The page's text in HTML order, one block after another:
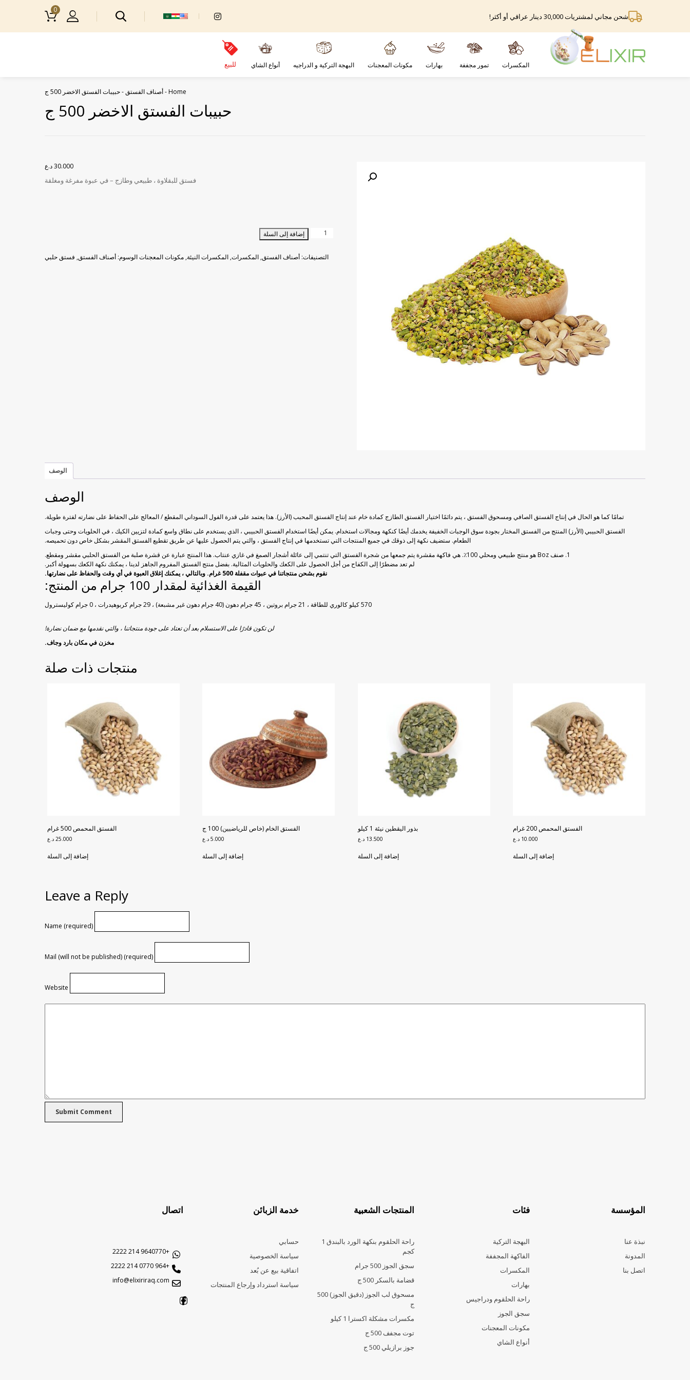
شحن مجاني لمشتريات 30,000 دينار عراقي أو أكثر!
0
المكسرات تمور مجففة بهارات مكونات المعجنات البهجة التركية و الدراجيه أنواع الشاي للبيع
Home
-أصناف الفستق-حبيبات الفستق الاخضر 500 ج
حبيبات الفستق الاخضر 500 ج
30.000د.ع
فستق للبقلاوة ، طبيعي وطازج – في عبوة مفرغة ومغلقة
كمية
الاخضر
إضافة إلى السلة
التصنيفات: أصناف الفستق, المكسرات, المكسرات النيئة, مكونات المعجناتالوسوم: أصناف الفستق, فستق حلبي
الوصف
الوصف
تمامًا كما هو الحال في إنتاج الفستق الصافي ومسحوق الفستق ، يتم دائمًا اختيار الفستق الطازج كمادة خام عند إنتاج الفستق المحبب (الأرز). هذا يعتمد على قدرة الفول السوداني المقطع / المعالج على الحفاظ على نضارته لفترة طويلة.
الفستق الحبيبي (الأرز) المنتج من الفستق المختار بجودة سوق الوجبات الخفيفة يخدمك أيضًا كنكهة ومجالات استخدام. يمكن أيضًا استخدام الفستق الحبيبي ، الذي يستخدم على نطاق واسع كمادة لتزيين الكيك ، في الحلويات وحتى وجبات
الطعام. ستضيف نكهة إلى ذوقك في جميع المنتجات التي تستخدمها في إنتاج الفستق ، والتي يتم الحصول عليها عن طريق تقطيع الفستق المقشر بشكل خاص دون تحميصه.
1. صنف Boz هو منتج طبيعي ومحلي 100٪. هي فاكهة مقشرة يتم جمعها من شجرة الفستق التي تنتمي إلى عائلة أشجار الصمغ في غازي عنتاب. هذا المنتج عبارة عن قشرة صلبة من الفستق الحلبي مقشر ومقطع.
لم تعد مضطرًا إلى الكفاح من أجل الحصول على الكعك والحلويات المثالية. بفضل منتج الفستق المفروم الجاهز لدينا ، يمكنك نكهة الكعك بسهولة أكبر.
نقوم بشحن منتجاتنا في عبوات مقفلة 500 غرام. وبالتالي ، يمكنك إغلاق العبوة في أي وقت والحفاظ على نضارتها.
القيمة الغذائية لمقدار 100 جرام من المنتج:
570 كيلو كالوري للطاقة ، 21 جرام بروتين ، 45 جرام دهون (40 جرام دهون غير مشبعة) ، 29 جرام كربوهيدرات ، 0 جرام كوليسترول
لن تكون قادرًا على الاستسلام بعد أن تعتاد على جودة منتجاتنا ، والتي نقدمها مع ضمان نضارة!
مخزن في مكان بارد وجاف.
منتجات ذات صلة
الفستق المحمص 200 غرام
10.000 د.ع
إضافة إلى السلة
بذور اليقطين نيئة 1 كيلو
13.500 د.ع
إضافة إلى السلة
الفستق الخام (خاص للرياضيين) 100 ج
5.000 د.ع
إضافة إلى السلة
الفستق المحمص 500 غرام
25.000 د.ع
إضافة إلى السلة
Leave a Reply
Name (required)
Mail (will not be published) (required)
Website
المؤسسة
نبذة عنا
المدونة
اتصل بنا
فئات
البهجة التركية
الفاكهة المجففة
المكسرات
بهارات
راحة الحلقوم ودراجيس
سجق الجوز
مكونات المعجنات
أنواع الشاي
المنتجات الشعبية
راحة الحلقوم بنكهة الورد بالبندق 1
كجم
سجق الجوز 500 جرام
قضامة بالسكر 500 ج
مسحوق لب الجوز (دقيق الجوز) 500
ج
مكسرات مشكلة اكسترا 1 كيلو
توت مجفف 500 ج
جوز برازيلي 500 ج
خدمة الزبائن
حسابي
سياسة الخصوصية
اتفاقية بيع عن بُعد
سياسة استرداد وإرجاع المنتجات
اتصال
+9640770 214 2222
+964 0770 214 2222
info@elixiriraq.com